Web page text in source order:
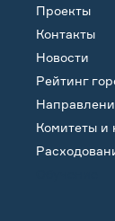
Проекты
Контакты
Новости
Рейтинг
Комитеты и